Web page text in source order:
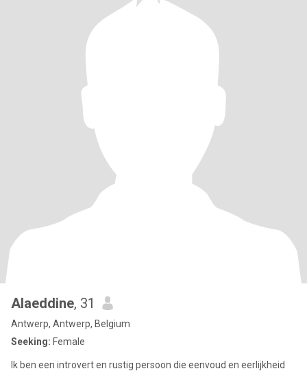
Alaeddine, 31
Antwerp, Antwerp, Belgium
Seeking: Female
Ik ben een introvert en rustig persoon die eenvoud en eerlijkheid